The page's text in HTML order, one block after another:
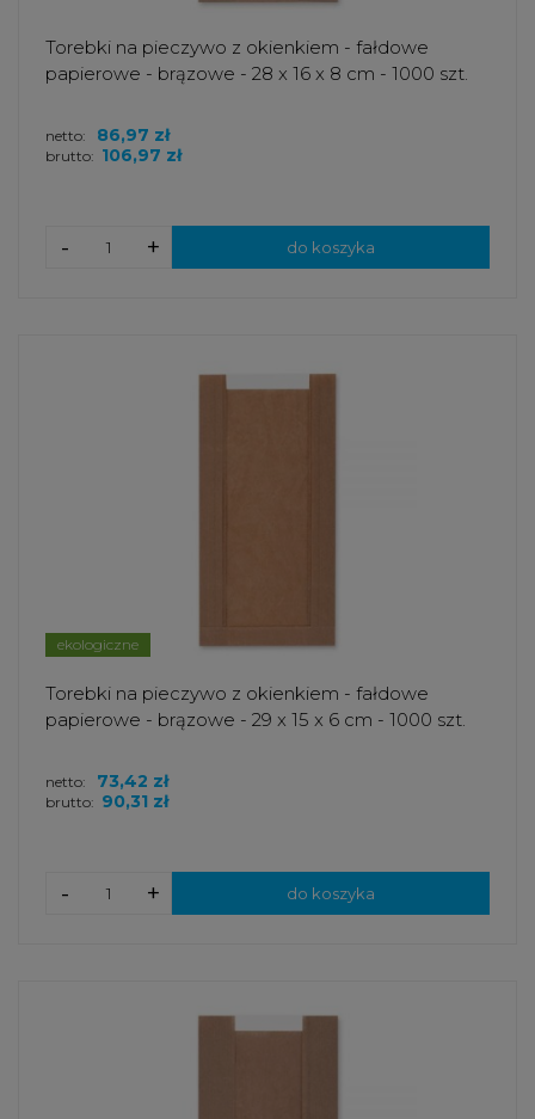
Torebki na pieczywo z okienkiem - fałdowe
papierowe - brązowe - 28 x 16 x 8 cm - 1000 szt.
brutto: 106,97 zł
netto: 86,97 zł
+
- do koszyka
ekologiczne
Torebki na pieczywo z okienkiem - fałdowe
papierowe - brązowe - 29 x 15 x 6 cm - 1000 szt.
brutto: 90,31 zł
netto: 73,42 zł
+
- do koszyka